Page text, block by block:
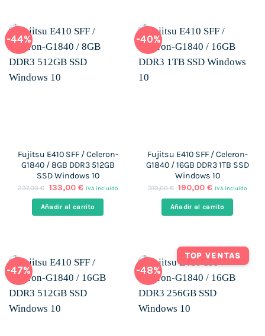
-44%
Fujitsu E410 SFF / Celeron-
G1840 / 8GB DDR3 512GB
SSD Windows 10
237,00€ El
original
era:
133,00 €El
actual
es:
IVA incluido
Añadir al carrito
-40%
Fujitsu E410 SFF / Celeron-
G1840 / 16GB DDR3 1TB SSD
Windows 10
319,00€ El
original
era:
190,00€El
actual
es:
IVA incluido
Añadir al carrito
-47% -48%
TOP VENTAS